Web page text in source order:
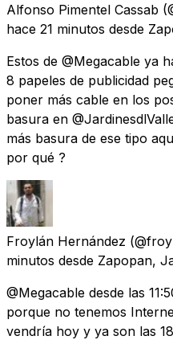
Alfonso Pimentel Cassab
hace 21 minutos desde
Estos de @Megacable ya
8 papeles de publicidad
poner más cable en los
basura en
más basura de ese tipo
por qué ?
Froylán Hernández
minutos desde Zapopan,
@Megacable desde las
porque no tenemos
vendría hoy y ya son las